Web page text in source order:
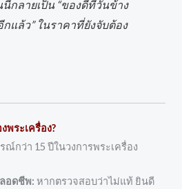
กลายเป็น “ของดีที่วันข้าง
แล้ว” ในราคาที่ยังจับต้อง
พระเครื่อง?
ณ์กว่า 15 ปีในวงการพระเครื่อง
อดชีพ: หากตรวจสอบว่าไม่แท้ ยินดี